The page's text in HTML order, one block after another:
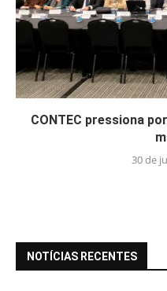
CONTEC pressiona
30 de
NOTÍCIAS RECENTES